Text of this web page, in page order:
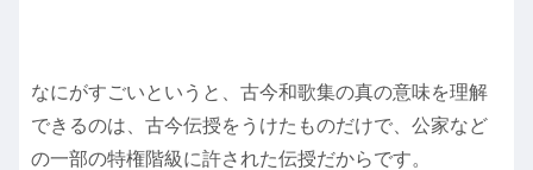
なにがすごいというと、古今和歌集の真の意味を理解
できるのは、古今伝授をうけたものだけで、公家など
の一部の特権階級に許された伝授だからです。